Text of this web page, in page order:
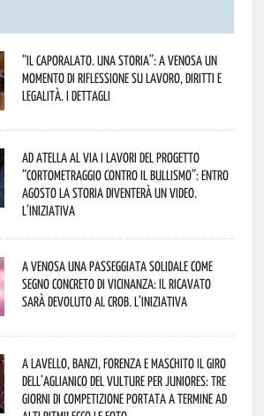
“Il caporalato. Una storia”: a Venosa un
momento di riflessione su lavoro, diritti e
legalità. I dettagli
Ad Atella al via i lavori del progetto
“Cortometraggio contro il bullismo”: entro
agosto la storia diventerà un video.
L’iniziativa
A Venosa una passeggiata solidale come
segno concreto di vicinanza: il ricavato
sarà devoluto al CROB. L’iniziativa
A Lavello, Banzi, Forenza e Maschito il Giro
dell’Aglianico del Vulture per juniores: tre
giorni di competizione portata a termine ad